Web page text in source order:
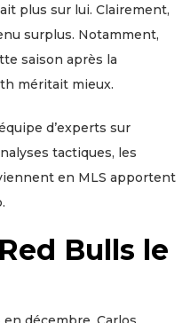
plus sur lui. Clairement,
surplus. Notamment,
saison après la
méritait mieux.
d’experts sur
tactiques, les
en MLS apportent
Bulls le